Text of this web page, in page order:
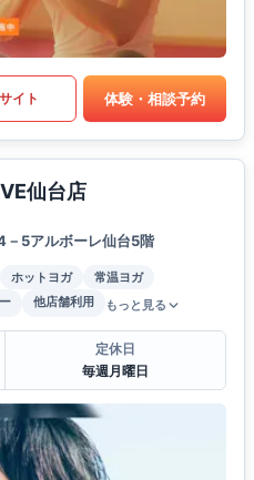
イト 体験・相談予約
仙台店
－5アルボーレ仙台5階
ホットヨガ
常温ヨガ
他店舗利用 もっと見る
定休日
毎週月曜日